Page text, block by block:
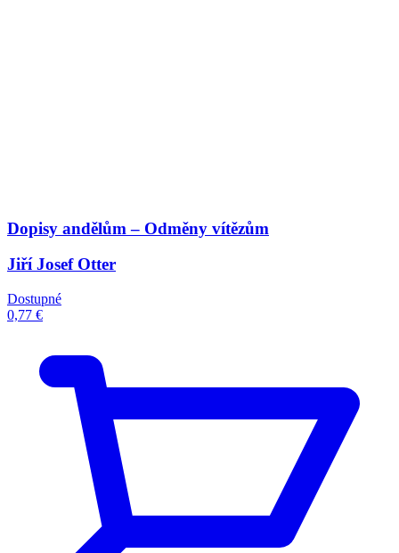
Dopisy andělům – Odměny vítězům
Jiří Josef Otter
Dostupné
0,77 €